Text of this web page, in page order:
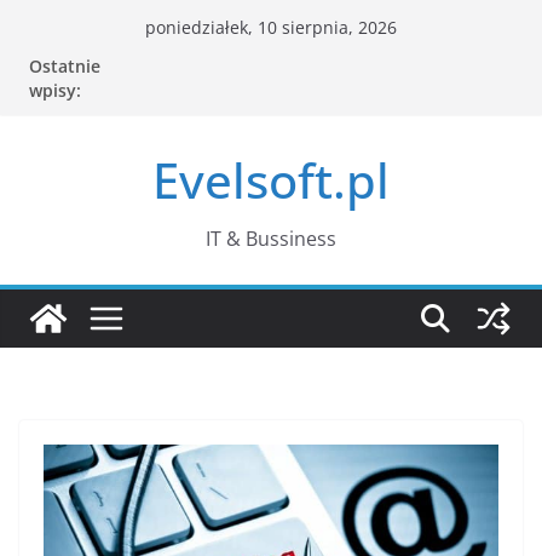
treści
poniedziałek, 10 sierpnia, 2026
Ostatnie
wpisy:
Evelsoft.pl
IT & Bussiness